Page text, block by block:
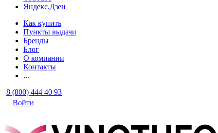
Яндекс.Дзен
Как купить
Пункты выдачи
Бренды
Блог
О компании
Контакты
...
8 (800) 444 40 93
Войти